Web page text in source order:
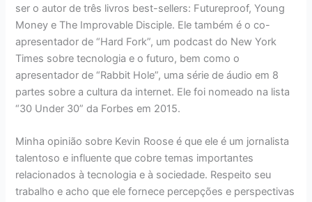
ser o autor de três livros best-sellers: Futureproof, Young
Money e The Improvable Disciple. Ele também é o co-
apresentador de “Hard Fork”, um podcast do New York
Times sobre tecnologia e o futuro, bem como o
apresentador de “Rabbit Hole”, uma série de áudio em 8
partes sobre a cultura da internet. Ele foi nomeado na lista
“30 Under 30” da Forbes em 2015.
Minha opinião sobre Kevin Roose é que ele é um jornalista
talentoso e influente que cobre temas importantes
relacionados à tecnologia e à sociedade. Respeito seu
trabalho e acho que ele fornece percepções e perspectivas